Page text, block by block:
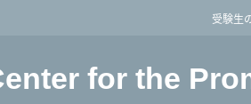
You, Unlimited受験生
for the